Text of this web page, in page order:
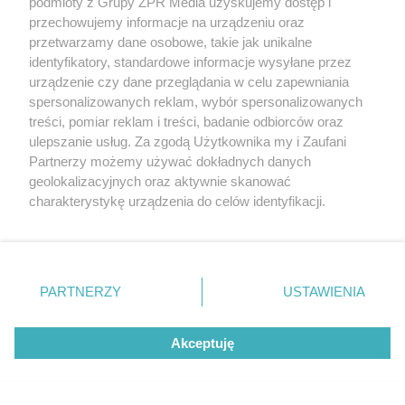
dodatki w świetnych cenach
przechowujemy informacje na urządzeniu oraz
przetwarzamy dane osobowe, takie jak unikalne
identyfikatory, standardowe informacje wysyłane przez
urządzenie czy dane przeglądania w celu zapewniania
spersonalizowanych reklam, wybór spersonalizowanych
treści, pomiar reklam i treści, badanie odbiorców oraz
ulepszanie usług. Za zgodą Użytkownika my i Zaufani
Partnerzy możemy używać dokładnych danych
geolokalizacyjnych oraz aktywnie skanować
charakterystykę urządzenia do celów identyfikacji.
zmienić/wycofać klikając przycisk ustawień prywatności
znajdujący się w lewym dolnym rogu strony
rodzaje przetwarzania danych nie wymagają zgody
użytkownika, ale masz prawo sprzeciwić się takiemu
przetwarzaniu. Preferencje będą miały zastosowanie tylko
PARTNERZY USTAWIENIA
Akceptuję